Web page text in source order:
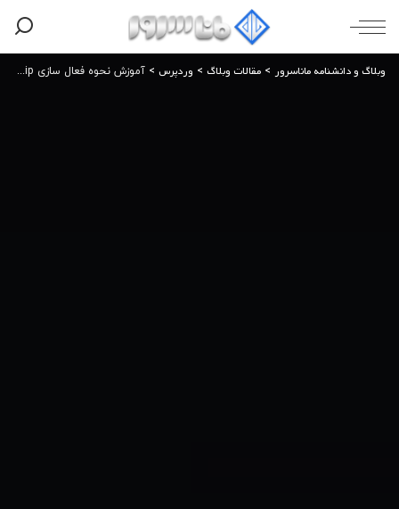
وبلاگ و دانشنامه ماناسرور > مقالات وبلاگ > وردپرس > آموزش نحوه فعال سازی gzip در وردپرس